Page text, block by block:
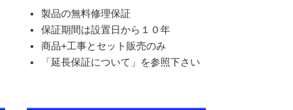
製品の無料修理保証
保証期間は設置日から１０年
商品+工事とセット販売のみ
「延長保証について」を参照下さい